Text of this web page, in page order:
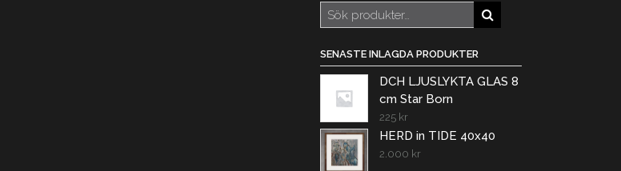
Sök
efter:
SENASTE INLAGDA PRODUKTER
DCH LJUSLYKTA GLAS 8
cm Star Born
225 kr
HERD in TIDE 40x40
2.000 kr